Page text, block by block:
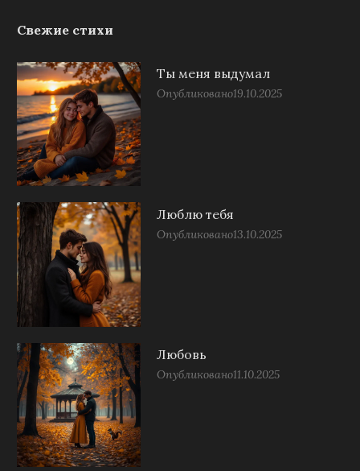
Свежие стихи
Ты меня выдумал
Опубликовано19.10.2025
Люблю тебя
Опубликовано13.10.2025
Любовь
Опубликовано11.10.2025